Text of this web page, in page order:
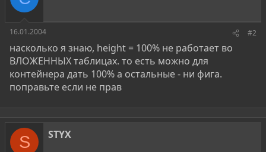
16.01.2004 #2
насколько я знаю, height = 100% не работает во
ВЛОЖЕННЫХ таблицах. то есть можно для
контейнера дать 100% а остальные - ни фига.
поправьте если не прав
S STYX